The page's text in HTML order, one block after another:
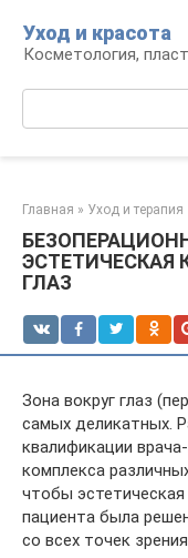
контенту
Уход и красота
Косметология,
Главная » Уход и терапия
ЭСТЕТИЧЕСКАЯ
ГЛАЗ
Зона вокруг глаз
самых деликатных.
квалификации
комплекса
чтобы
пациента была
со всех точек